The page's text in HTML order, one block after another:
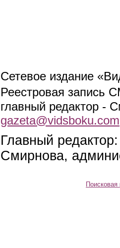
Сетевое издание
Реестровая запись
главный редактор -
gazeta@vidsboku.com
Главный
Смирнова,